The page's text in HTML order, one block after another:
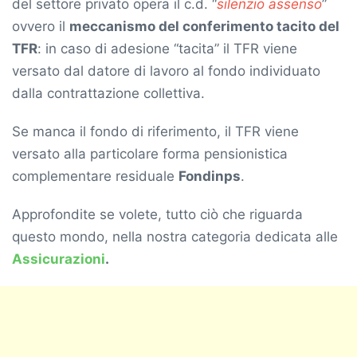
del settore privato opera il c.d. “silenzio assenso”
ovvero il meccanismo del conferimento tacito del
TFR: in caso di adesione “tacita” il TFR viene
versato dal datore di lavoro al fondo individuato
dalla contrattazione collettiva.
Se manca il fondo di riferimento, il TFR viene
versato alla particolare forma pensionistica
complementare residuale Fondinps.
Approfondite se volete, tutto ciò che riguarda
questo mondo, nella nostra categoria dedicata alle
Assicurazioni.